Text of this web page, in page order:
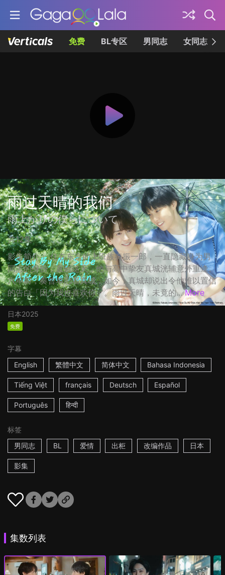
免费 BL专区 男同志 女同志
雨过天晴的我们
雨上がりの僕らについて
共12集
影集简介： 住在东京的上班族奏振一郎，一直隐藏身为男
同志的身份，直到这天，他与高中挚友真城洸辅意外重逢。
六年前，奏曾单恋着真城，如今，真城却说出令他难以置信
的告白「因为我也喜欢你」。雨过天晴，未竟的... More
日本2025
免费
字幕
English
繁體中文 简体中文 Bahasa Indonesia
Tiếng Việt français Deutsch Español
Português हिन्दी
标签
男同志
BL 爱情 出柜 改编作品 日本
影集
集数列表